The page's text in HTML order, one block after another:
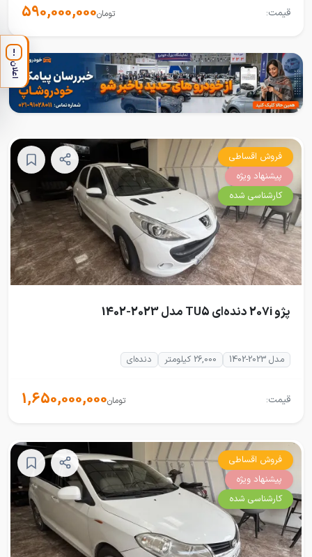
قیمت: 590,000,000تومان
فروش اقساطی
پیشنهاد ویژه
کارشناسی شده
پژو 207i دنده‌ای TU5 مدل 2023-1402
مدل 2023-1402 26,000 کیلومتر دنده‌ای
قیمت: 1,650,000,000تومان
فروش اقساطی
پیشنهاد ویژه
کارشناسی شده
!
اعلان